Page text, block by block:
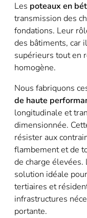
Les poteaux en
transmission des
fondations. Leur
des bâtiments, car
supérieurs tout en
homogène.
Nous fabriquons
de haute
longitudinale et
dimensionnée.
résister aux
flambement et de
de charge
solution idéale
tertiaires et
infrastructures
portante.